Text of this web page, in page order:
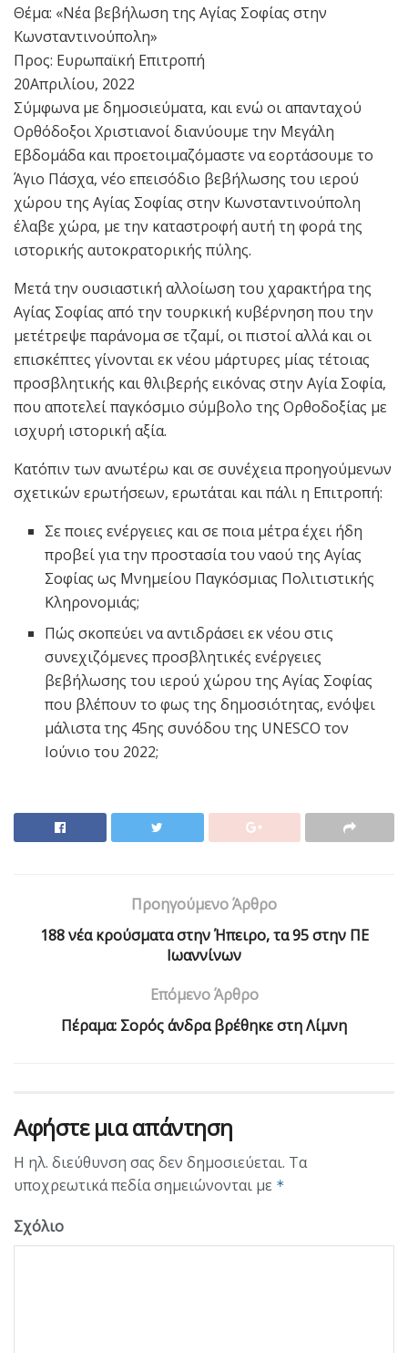
Θέμα: «Νέα βεβήλωση της Αγίας Σοφίας στην
Κωνσταντινούπολη»
Προς: Ευρωπαϊκή Επιτροπή
20Απριλίου, 2022
Σύμφωνα με δημοσιεύματα, και ενώ οι απανταχού
Ορθόδοξοι Χριστιανοί διανύουμε την Μεγάλη
Εβδομάδα και προετοιμαζόμαστε να εορτάσουμε το
Άγιο Πάσχα, νέο επεισόδιο βεβήλωσης του ιερού
χώρου της Αγίας Σοφίας στην Κωνσταντινούπολη
έλαβε χώρα, με την καταστροφή αυτή τη φορά της
ιστορικής αυτοκρατορικής πύλης.
Μετά την ουσιαστική αλλοίωση του χαρακτήρα της
Αγίας Σοφίας από την τουρκική κυβέρνηση που την
μετέτρεψε παράνομα σε τζαμί, οι πιστοί αλλά και οι
επισκέπτες γίνονται εκ νέου μάρτυρες μίας τέτοιας
προσβλητικής και θλιβερής εικόνας στην Αγία Σοφία,
που αποτελεί παγκόσμιο σύμβολο της Ορθοδοξίας με
ισχυρή ιστορική αξία.
Κατόπιν των ανωτέρω και σε συνέχεια προηγούμενων
σχετικών ερωτήσεων, ερωτάται και πάλι η Επιτροπή:
Σε ποιες ενέργειες και σε ποια μέτρα έχει ήδη
προβεί για την προστασία του ναού της Αγίας
Σοφίας ως Μνημείου Παγκόσμιας Πολιτιστικής
Κληρονομιάς;
Πώς σκοπεύει να αντιδράσει εκ νέου στις
συνεχιζόμενες προσβλητικές ενέργειες
βεβήλωσης του ιερού χώρου της Αγίας Σοφίας
που βλέπουν το φως της δημοσιότητας, ενόψει
μάλιστα της 45ης συνόδου της UNESCO τον
Ιούνιο του 2022;
Προηγούμενο Άρθρο
188 νέα κρούσματα στην Ήπειρο, τα 95 στην ΠΕ
Ιωαννίνων
Επόμενο Άρθρο
Πέραμα: Σoρός άνδρα βρέθηκε στη Λίμνη
Αφήστε μια απάντηση
Η ηλ. διεύθυνση σας δεν δημοσιεύεται. Τα
υποχρεωτικά πεδία σημειώνονται με *
Σχόλιο